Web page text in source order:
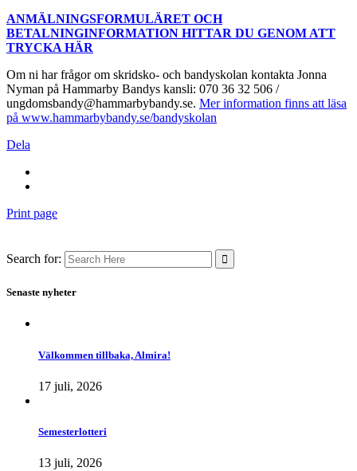
ANMÄLNINGSFORMULÄRET OCH
BETALNINGINFORMATION HITTAR DU GENOM ATT
TRYCKA HÄR
Om ni har frågor om skridsko- och bandyskolan kontakta Jonna
Nyman på Hammarby Bandys kansli: 070 36 32 506 /
ungdomsbandy@hammarbybandy.se. Mer information finns att läsa
på www.hammarbybandy.se/bandyskolan
Dela
Print page
Search for:
Senaste nyheter
Välkommen tillbaka, Almira!
17 juli, 2026
Semesterlotteri
13 juli, 2026